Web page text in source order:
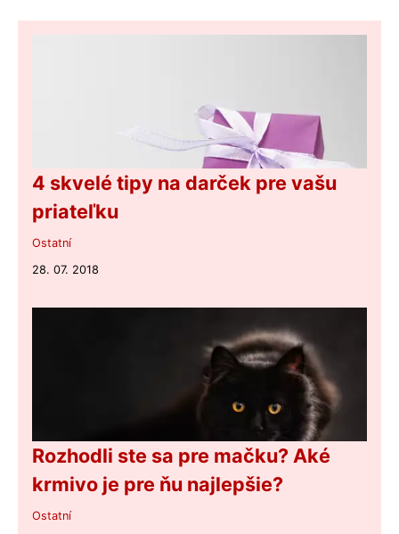
4 skvelé tipy na darček pre vašu
priateľku
Ostatní
28. 07. 2018
Rozhodli ste sa pre mačku? Aké
krmivo je pre ňu najlepšie?
Ostatní